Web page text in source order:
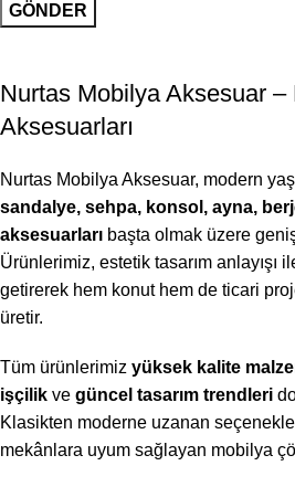
Nurtas Mobilya Aksesuar
Aksesuarları
Nurtas Mobilya Aksesuar, modern
sandalye, sehpa, konsol, ayna,
aksesuarları başta olmak üzere
Ürünlerimiz, estetik tasarım anlayışı
getirerek hem konut hem de ticari
üretir.
Tüm ürünlerimiz yüksek kalite
işçilik ve güncel tasarım trendleri
Klasikten moderne uzanan
mekânlara uyum sağlayan mobilya